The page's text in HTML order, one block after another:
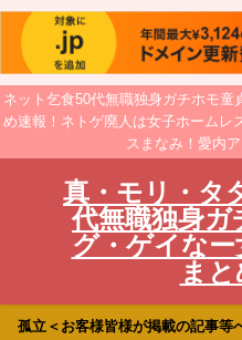
ネット乞食50代無職独身ガチホモ童
め速報！ネトゲ廃人は女子ホームレ
スまなみ！愛内
真・モリ・タ
代無職独身ガ
グ・ゲイな
ま
孤立＜お客様皆様が掲載の記事等